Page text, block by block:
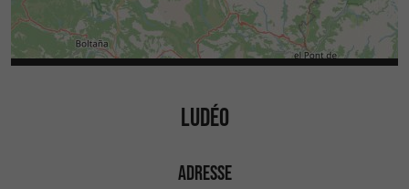
LUDÉO
ADRESSE